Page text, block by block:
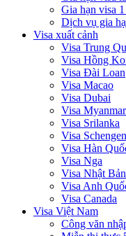
Gia hạn visa
Dịch vụ gia
Visa xuất cảnh
Visa Trung
Visa Hồng
Visa Đài Loan
Visa Macao
Visa Dubai
Visa Myanmar
Visa Srilanka
Visa Schengen
Visa Hàn
Visa Nga
Visa Nhật Bản
Visa Anh
Visa Canada
Visa Việt Nam
Công văn